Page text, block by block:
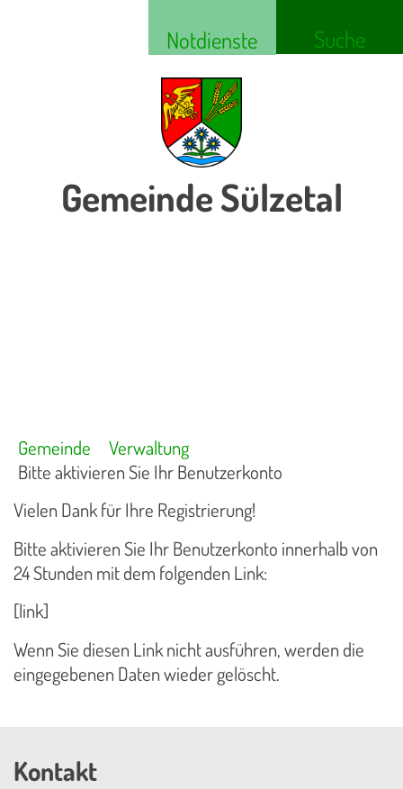
Notdienste Suche
Gemeinde Sülzetal
Gemeinde
Verwaltung
Bitte aktivieren Sie Ihr Benutzerkonto
Vielen Dank für Ihre Registrierung!
Bitte aktivieren Sie Ihr Benutzerkonto innerhalb von
24 Stunden mit dem folgenden Link:
[link]
Wenn Sie diesen Link nicht ausführen, werden die
eingegebenen Daten wieder gelöscht.
Kontakt